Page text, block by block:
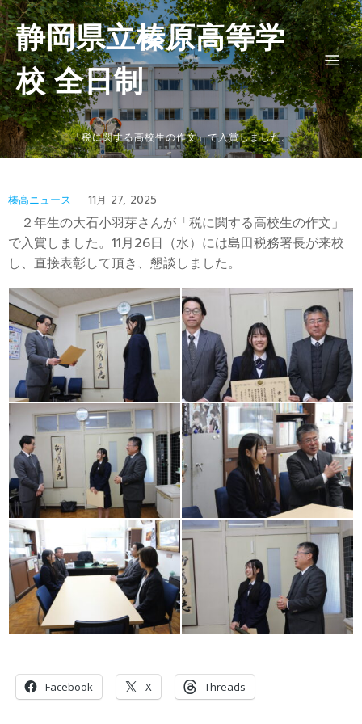
静岡県立榛原高等学
校 全日制
「税に関する高校生の作文」で入賞しました。
榛高ニュース 11月 27, 2025
２年生の大石小羽芽さんが「税に関する高校生の作文」
で入賞しました。11月26日（水）には島田税務署長が来校
し、直接表彰して頂き、懇談しました。
Facebook X Threads